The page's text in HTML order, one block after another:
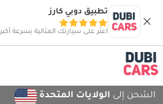
تطبيق دوبي كارز
اعثر على سيارتك المثالية بسرعة أكبر
الشحن إلى الولايات المتحدة